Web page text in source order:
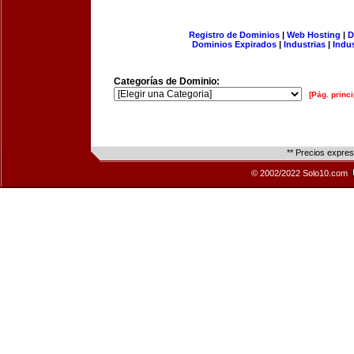
Registro de Dominios| Web Hosting |
Dominios Expirados | Industrias |
Categorías de Dominio:
[Pág.
** Precios
© 2002/2022 Solo10.com